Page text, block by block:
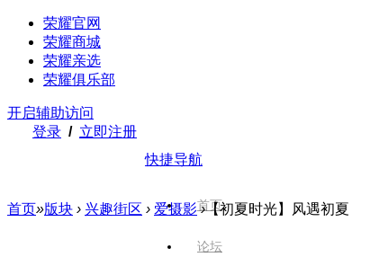
荣耀官网
荣耀商城
荣耀亲选
荣耀俱乐部
开启辅助访问
登录 / 立即注册
快捷导航
首页
论坛
首页»版块 › 兴趣街区 › 爱摄影 ›【初夏时光】风遇初夏